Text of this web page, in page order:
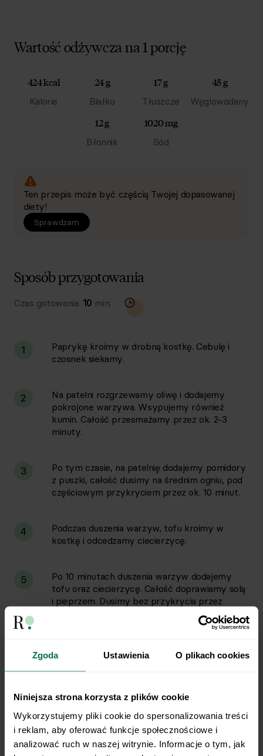
Zgoda Ustawienia O plikach cookies
Niniejsza strona korzysta z plików cookie
Wykorzystujemy pliki cookie do spersonalizowania treści
i reklam, aby oferować funkcje społecznościowe i
analizować ruch w naszej witrynie. Informacje o tym, jak
Wartość odżywcza na 1 porcję
424 kcal
Kalorie
24 g
Białko
17 g
Tłuszcze
45 g
Węglowodany
12 g
Błonnik
1020 mg
Sód
Ten przepis może być częścią Twojej dopasowanej
diety!
Sprawdzam
Sposób przygotowania
Czas gotowania: 10 min.
1
Paprykę kroimy w drobną kostkę. Cebulę i
czosnek siekamy.
2
Na patelni rozgrzewamy oliwę i dodajemy
pokrojone warzywa. Wsypujemy również
kumin. Całość przesmażamy przez ok. 2-3
minuty.
3
Po tym czasie, na patelnię dodajemy pomidory
z puszki, całość dusimy na średnim ogniu, pod
częściowym przykryciem przez ok. 10 minut.
4
Podczas duszenia warzyw, tofu kroimy w
kostkę i odcedzamy ciecierzycę.
5
Po 10 minutach duszenia warzyw dodajemy
tofu oraz ciecierzycę. Całość doprawiamy solą
i pieprzem. Dusimy bez przykrycia przez
kolejne 3-5 minut, często mieszając.
Gdy wszystkie składniki się połączą, wbijamy
jajka bezpośrednio na powierzchnię mieszanki
na patelni. Staramy się równomiernie
mieszanki.
7
Przykrywamy patelnię i dusimy całość na
średnim ogniu przez około 5-7 minut.